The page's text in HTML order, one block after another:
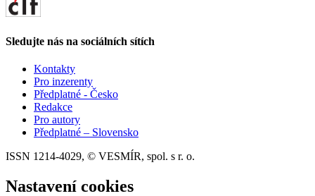
Sledujte nás na sociálních sítích
Kontakty
Pro inzerenty
Předplatné - Česko
Redakce
Pro autory
Předplatné – Slovensko
ISSN 1214-4029, © VESMÍR, spol. s r. o.
Nastavení cookies